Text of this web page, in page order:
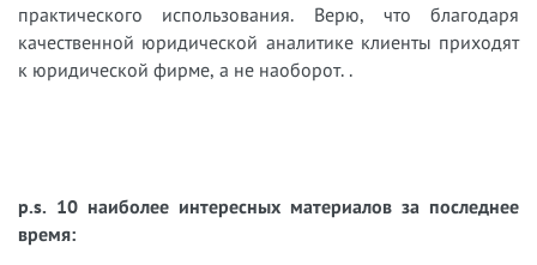
практического использования. Верю, что благодаря
качественной юридической аналитике клиенты приходят
к юридической фирме, а не наоборот. .
p.s. 10 наиболее интересных материалов за последнее
время: